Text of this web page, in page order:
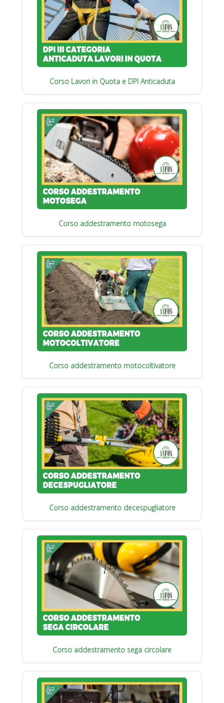
Corso Lavori in Quota e DPI Anticaduta
Corso addestramento motosega
Corso addestramento motocoltivatore
Corso addestramento decespugliatore
Corso addestramento sega circolare